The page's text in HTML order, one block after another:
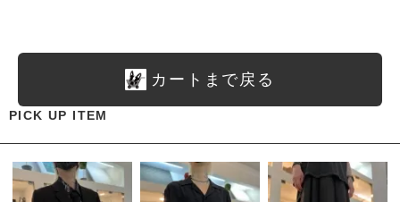
カートまで戻る
PICK UP ITEM